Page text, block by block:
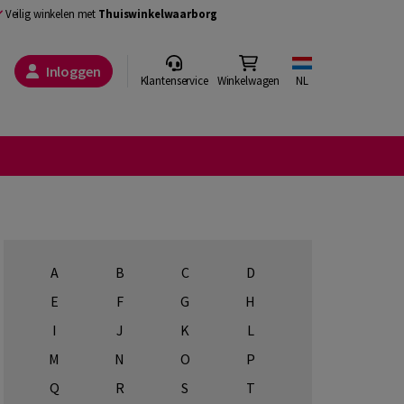
Veilig winkelen met Thuiswinkelwaarborg
Inloggen Klantenservice Winkelwagen NL
A B C
D
E
F G
H
I
J K
L
M
N O
P
Q
R S
T